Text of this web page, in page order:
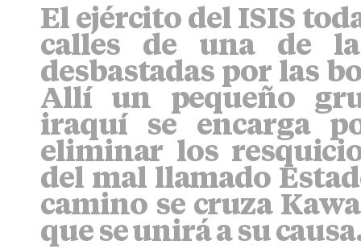
U
E
S
K
Y
P
Y
L
I
N
El ejército del ISIS
calles de una de
desbastadas por las
Allí un pequeño
iraquí se encarga
eliminar los
del mal llamado
camino se cruza
que se unirá a su